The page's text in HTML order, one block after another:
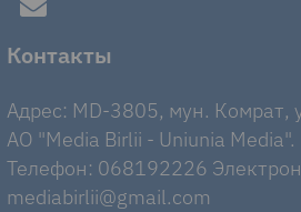
Контакты
Адрес: MD-3805, мун. Комрат,
AO "Media Birlii - Uniunia Media".
Телефон: 068192226
mediabirlii@gmail.com